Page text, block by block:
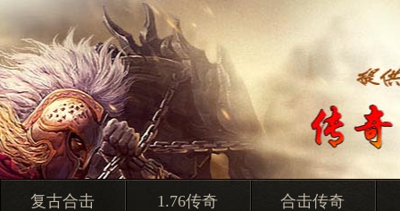
复古合击 1.76传奇 合击传奇